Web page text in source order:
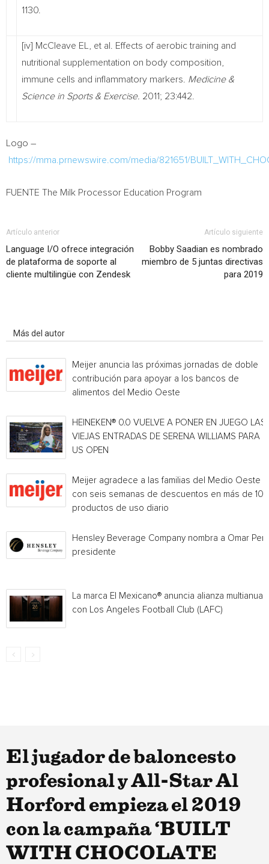
1130.
[iv] McCleave EL, et al. Effects of aerobic training and
nutritional supplementation on body composition,
immune cells and inflammatory markers. Medicine &
Science in Sports & Exercise. 2011; 23:442.
Logo –
https://mma.prnewswire.com/media/821651/
FUENTE The Milk Processor Education Program
Artículo anterior
Language I/O ofrece integración
de plataforma de soporte al
cliente multilingüe con Zendesk
Artículo siguiente
Bobby Saadian es nombrado
miembro de 5 juntas directivas
para 2019
Más del autor
Meijer anuncia las próximas jornadas de doble
contribución para apoyar a los bancos de
alimentos del Medio Oeste
HEINEKEN® 0.0 VUELVE A PONER EN JUEGO LAS
VIEJAS ENTRADAS DE SERENA WILLIAMS PARA
US OPEN
Meijer agradece a las familias del Medio Oeste
con seis semanas de descuentos en más de
productos de uso diario
Hensley Beverage Company nombra a Omar
presidente
La marca El Mexicano® anuncia alianza multianual
con Los Angeles Football Club (LAFC)
El jugador de baloncesto
profesional y All-Star Al
Horford empieza el 2019
con la campaña ‘BUILT
WITH CHOCOLATE